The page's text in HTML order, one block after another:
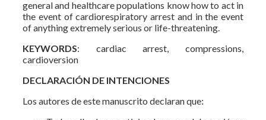
general and healthcare populations know how to act in
the event of cardiorespiratory arrest and in the event
of anything extremely serious or life-threatening.
KEYWORDS: cardiac arrest, compressions,
cardioversion
DECLARACIÓN DE INTENCIONES
Los autores de este manuscrito declaran que: